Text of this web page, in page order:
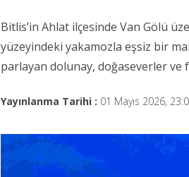
Bitlis’in Ahlat ilçesinde Van Gölü
yüzeyindeki yakamozla eşsiz bir
parlayan dolunay, doğaseverler
Yayınlanma Tarihi : 01 Mayıs 2026,